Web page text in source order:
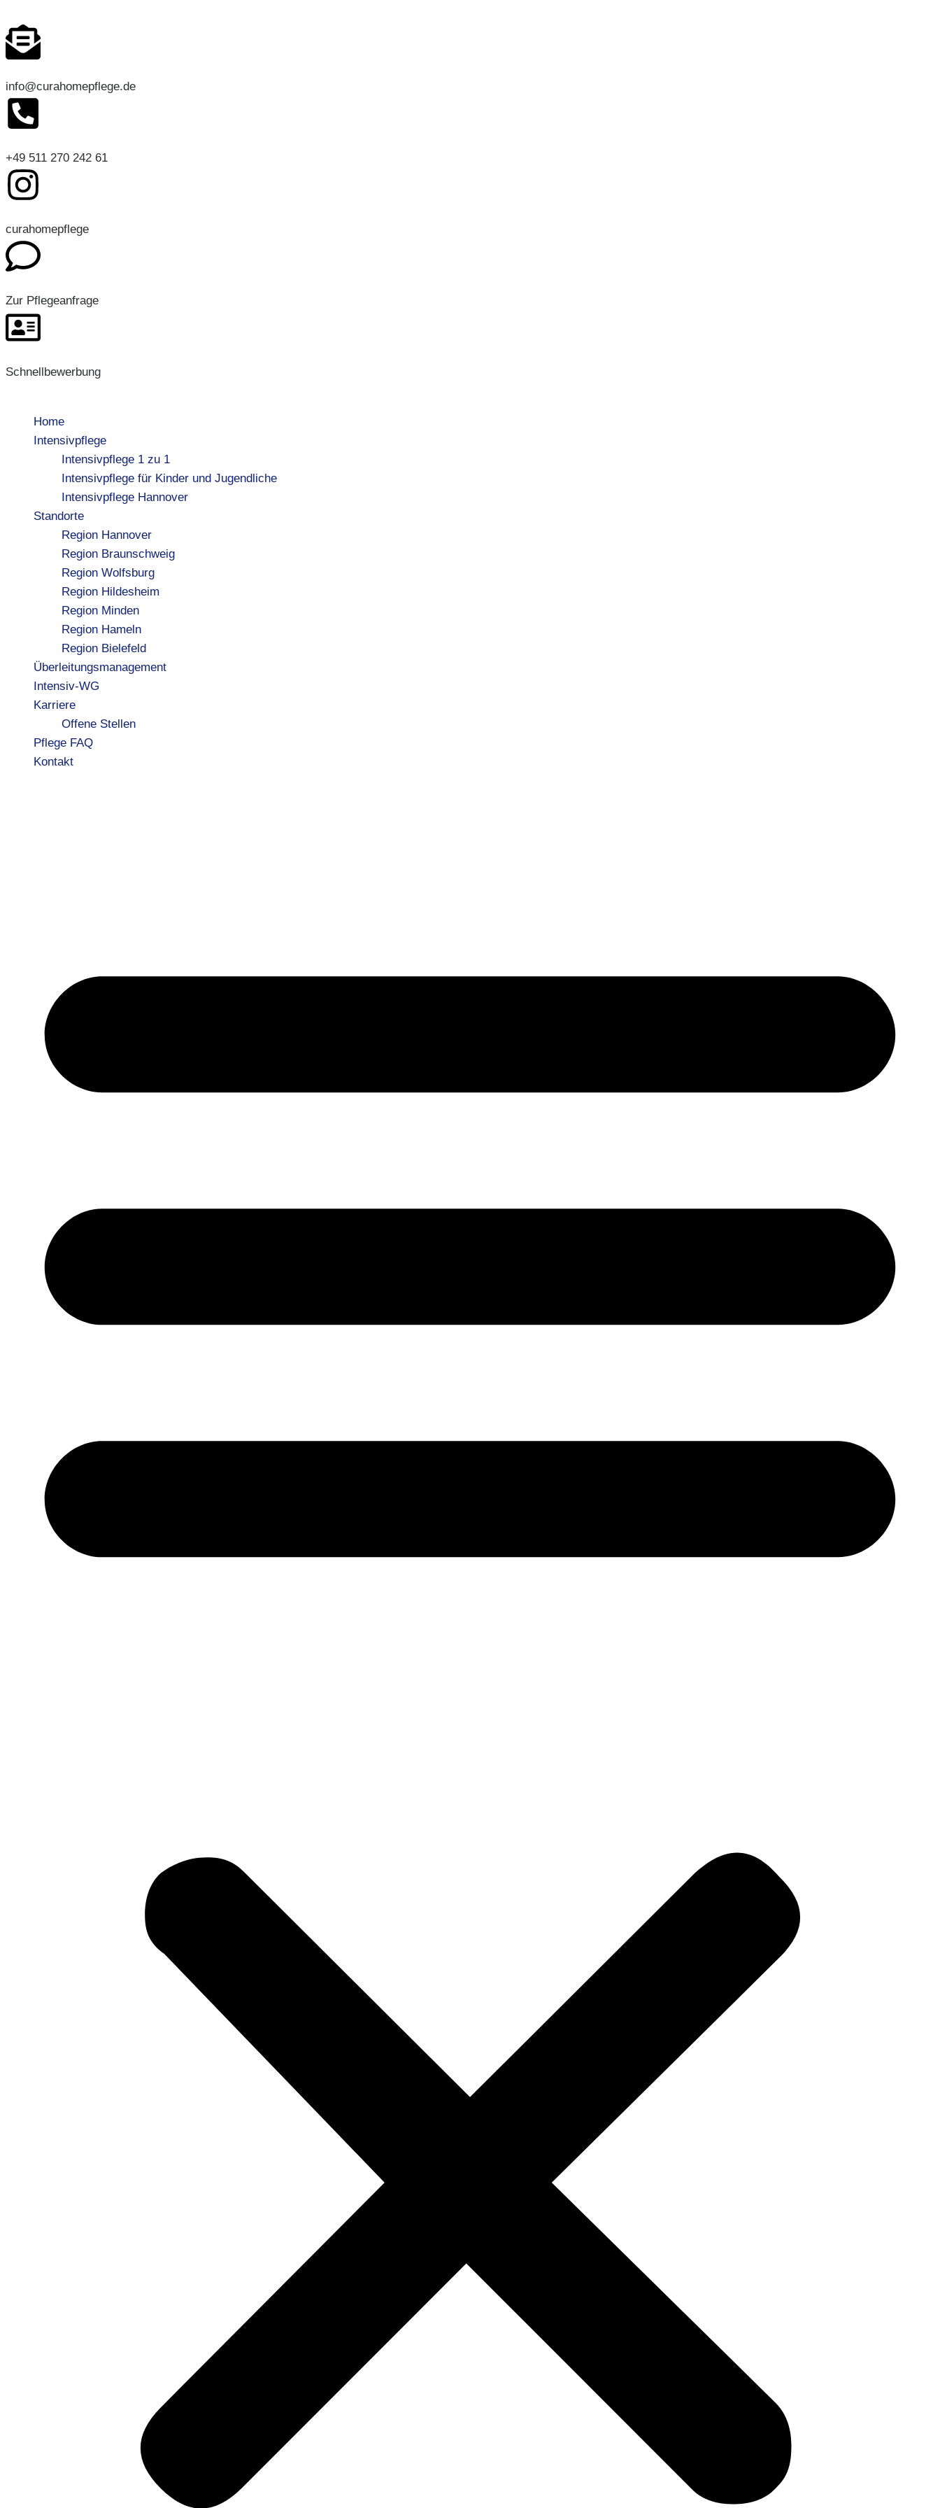
info@curahomepflege.de
+49 511 270 242 61
curahomepflege
Zur Pflegeanfrage
Schnellbewerbung
Home
Intensivpflege
Intensivpflege 1 zu 1
Intensivpflege für Kinder und Jugendliche
Intensivpflege Hannover
Standorte
Region Hannover
Region Braunschweig
Region Wolfsburg
Region Hildesheim
Region Minden
Region Hameln
Region Bielefeld
Überleitungsmanagement
Intensiv-WG
Karriere
Offene Stellen
Pflege FAQ
Kontakt